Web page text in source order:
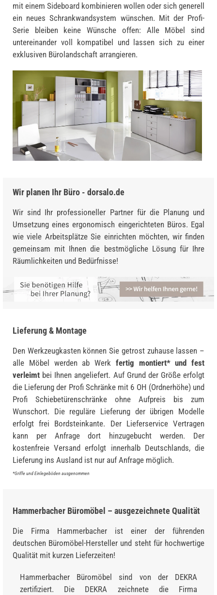
mit einem Sideboard kombinieren wollen oder sich generell
ein neues Schrankwandsystem wünschen. Mit der Profi-
Serie bleiben keine Wünsche offen: Alle Möbel sind
untereinander voll kompatibel und lassen sich zu einer
exklusiven Bürolandschaft arrangieren.
Wir planen Ihr Büro - dorsalo.de
Wir sind Ihr professioneller Partner für die Planung und
Umsetzung eines ergonomisch eingerichteten Büros. Egal
wie viele Arbeitsplätze Sie einrichten möchten, wir finden
gemeinsam mit Ihnen die bestmögliche Lösung für Ihre
Räumlichkeiten und Bedürfnisse!
Lieferung & Montage
Den Werkzeugkasten können Sie getrost zuhause lassen –
alle Möbel werden ab Werk fertig montiert* und fest
verleimt bei Ihnen angeliefert. Auf Grund der Größe erfolgt
die Lieferung der Profi Schränke mit 6 OH (Ordnerhöhe) und
Profi Schiebetürenschränke ohne Aufpreis bis zum
Wunschort. Die reguläre Lieferung der übrigen Modelle
erfolgt frei Bordsteinkante. Der Lieferservice Vertragen
kann per Anfrage dort hinzugebucht werden. Der
kostenfreie Versand erfolgt innerhalb Deutschlands, die
Lieferung ins Ausland ist nur auf Anfrage möglich.
*Griffe und Einlegeböden ausgenommen
Hammerbacher Büromöbel – ausgezeichnete Qualität
Die Firma Hammerbacher ist einer der führenden
deutschen Büromöbel-Hersteller und steht für hochwertige
Qualität mit kurzen Lieferzeiten!
Hammerbacher Büromöbel sind von der DEKRA
zertifiziert. Die DEKRA zeichnete die Firma